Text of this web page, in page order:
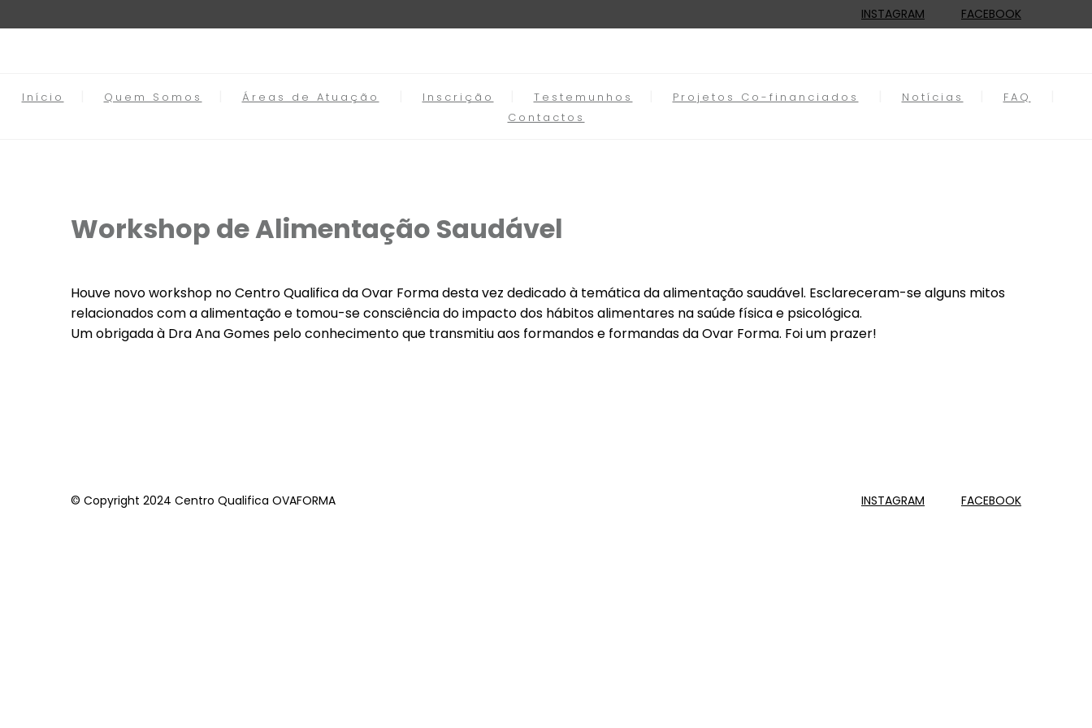
FACEBOOK
INSTAGRAM
Início Quem Somos Áreas de Atuação Inscrição Testemunhos Projetos Co-financiados Notícias
FAQ
Contactos
Workshop de Alimentação Saudável
Houve novo workshop no Centro Qualifica da Ovar Forma desta vez dedicado à temática da alimentação saudável. Esclareceram-se alguns mitos
relacionados com a alimentação e tomou-se consciência do impacto dos hábitos alimentares na saúde física e psicológica.
Um obrigada à Dra Ana Gomes pelo conhecimento que transmitiu aos formandos e formandas da Ovar Forma. Foi um prazer!
© Copyright 2024 Centro Qualifica OVAFORMA FACEBOOK
INSTAGRAM